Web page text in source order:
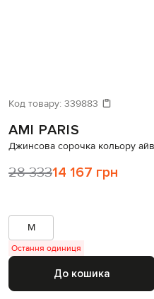
Код товару: 339883
AMI PARIS
Джинсова сорочка кольору
28 33314 167 грн
M
Остання одиниця
До кошика